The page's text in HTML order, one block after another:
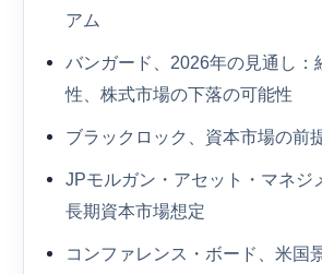
アム
バンガード、2026年の見通し：
性、株式市場の下落の可能性
ブラックロック、資本市場の前
JPモルガン・アセット・マネジ
長期資本市場想定
コンファレンス・ボード、米国